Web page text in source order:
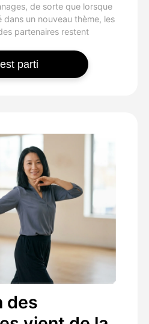
de sorte que lorsque
dans un nouveau thème, les
partenaires restent
parti
des